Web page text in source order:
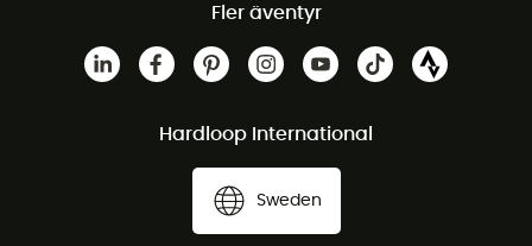
Fler äventyr
Hardloop International
Sweden